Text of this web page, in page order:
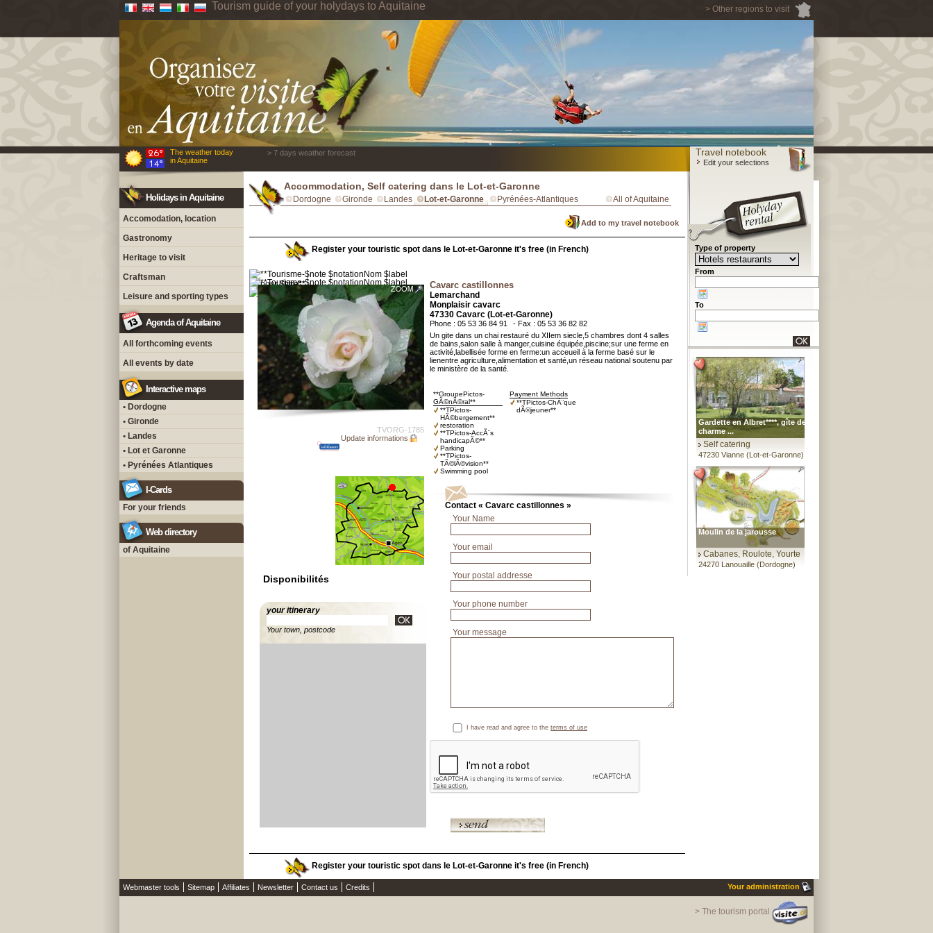
> Other regions to visit
Tourism guide of your holydays to Aquitaine
The weather today
in Aquitaine
> 7 days weather forecast Travel notebook
Edit your selections
Holidays in Aquitaine
Accomodation, location
Gastronomy
Heritage to visit
Craftsman
Leisure and sporting types
Agenda of Aquitaine
All forthcoming events
All events by date
Interactive maps
• Dordogne
• Gironde
• Landes
• Lot et Garonne
• Pyrénées Atlantiques
I-Cards
For your friends
Web directory
of Aquitaine
Accommodation, Self catering dans le Lot-et-Garonne
Dordogne Gironde Landes Lot-et-Garonne Pyrénées-Atlantiques All of Aquitaine
Add to my travel notebook
Register your touristic spot dans le Lot-et-Garonne it's free (in French)
TVORG-1785
Update informations
Disponibilités
your itinerary
Your town, postcode
Cavarc castillonnes
Lemarchand
Monplaisir cavarc
47330 Cavarc (Lot-et-Garonne)
Phone : 05 53 36 84 91
- Fax : 05 53 36 82 82
Un gite dans un chai restauré du XIIem siecle,5 chambres dont 4 salles
de bains,salon salle à manger,cuisine équipée,piscine;sur une ferme en
activité,labellisée forme en ferme:un acceueil à la ferme basé sur le
lienentre agriculture,alimentation et santé,un réseau national soutenu par
le ministère de la santé.
**GroupePictos-
GÃ©nÃ©ral**
**TPictos-
HÃ©bergement**
restoration
**TPictos-AccÃ¨s
handicapÃ©**
Parking
**TPictos-
TÃ©lÃ©vision**
Swimming pool
Payment Methods
**TPictos-ChÃ¨que
dÃ©jeuner**
Contact « Cavarc castillonnes »
Your Name
Your email
Your postal addresse
Your phone number
Your message
I have read and agree to the terms of use
Register your touristic spot dans le Lot-et-Garonne it's free (in French)
Type of property
From
To
Gardette en Albret****, gîte de
charme ...
Self catering
47230 Vianne (Lot-et-Garonne)
Moulin de la jarousse
Cabanes, Roulote, Yourte
24270 Lanouaille (Dordogne)
Webmaster tools Sitemap Affiliates Newsletter Contact us Credits Your administration
> The tourism portal